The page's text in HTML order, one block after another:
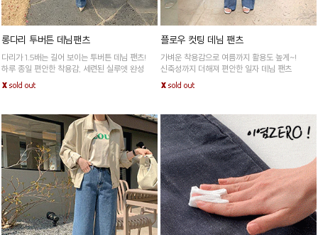
롱다리 투버튼 데님팬츠
다리가 1.5배는 길어 보이는 투버튼 데님 팬츠!
하루 종일 편안한 착용감, 세련된 실루엣 완성
플로우 컷팅 데님 팬츠
가벼운 착용감으로 여름까지 활용도 높게~!
신축성까지 더해져 편안한 일자 데님 팬츠